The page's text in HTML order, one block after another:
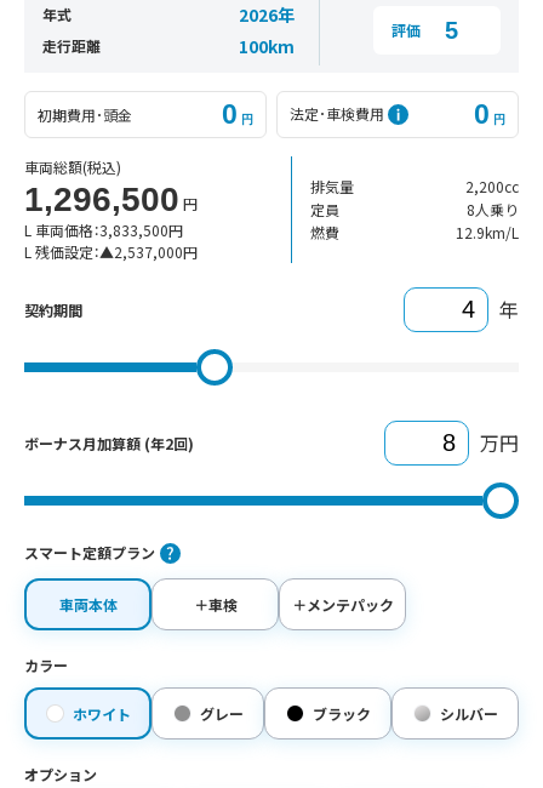
年式 2026年
走行距離 100km
評価 5
初期費用･頭金 0 円 法定･車検費用 0 円
車両総額(税込)
1,296,500 円
L 車両価格：3,833,500円
L 残価設定：▲2,537,000円
排気量
2,200cc
定員
8人乗り
燃費
12.9km/L
契約期間 年
ボーナス月加算額 (年2回) 万円
スマート定額プラン
車両本体 ＋車検 ＋メンテパック
カラー
ホワイト グレー ブラック シルバー
オプション